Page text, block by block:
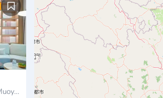
Sangkat Boeng Keng Kang Ti Muoy, Camboya